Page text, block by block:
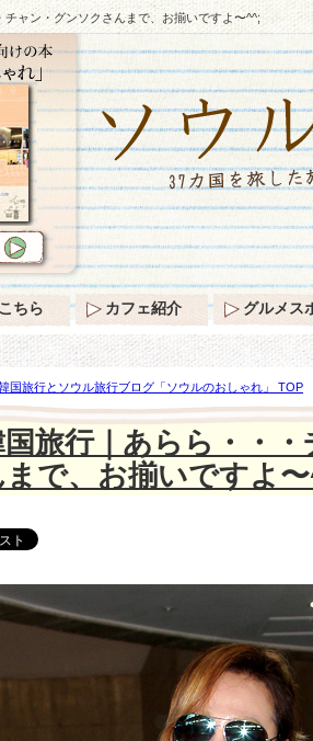
チャン・グンソクさんまで、お揃いですよ〜^^;
国旅行とソウル旅行ブログ「ソウルのおしゃれ」 TOP
クさんまで、お揃いですよ〜^^;
旅行｜あらら・・
まで、お揃いですよ
ちら カフェ紹介 グルメス